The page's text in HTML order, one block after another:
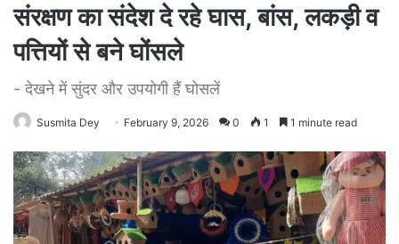
संरक्षण का संदेश दे रहे घास, बांस, लकड़ी व
पत्तियों से बने घोंसले
- देखने में सुंदर और उपयोगी हैं घोसलें
Susmita Dey February 9, 2026 0 1 1 minute read